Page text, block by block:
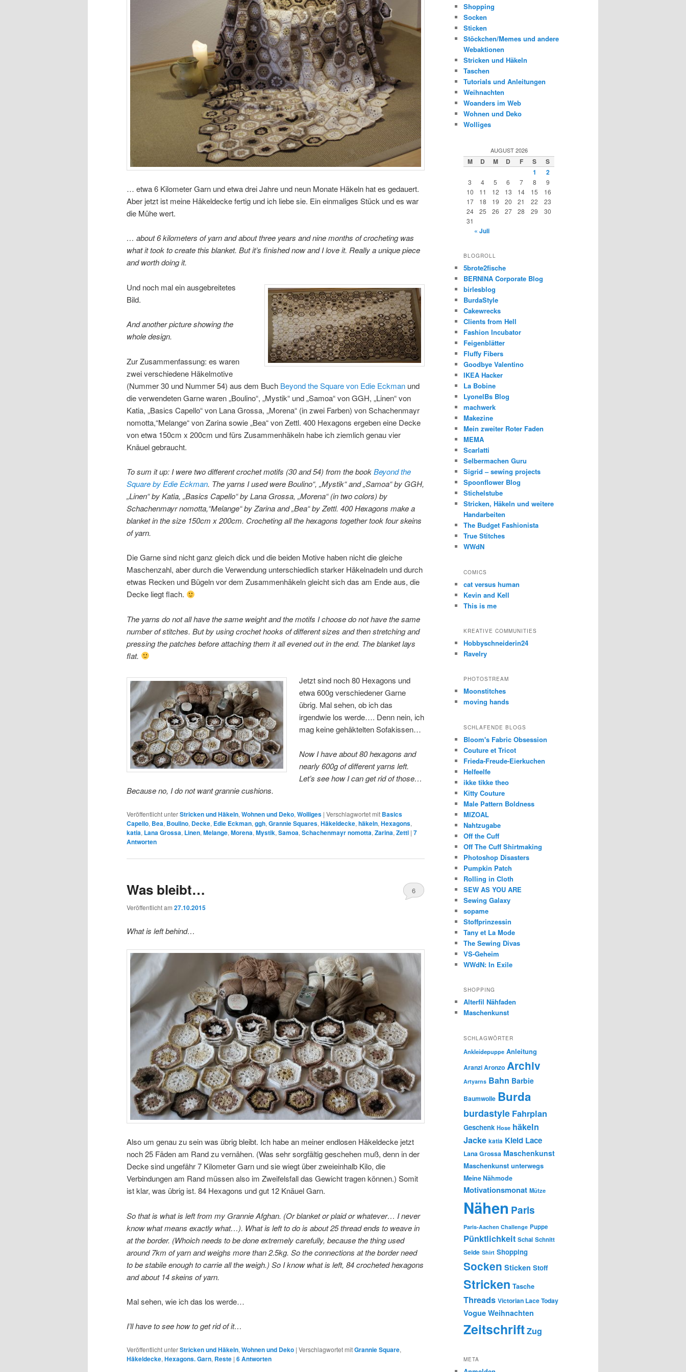
… etwa 6 Kilometer Garn und etwa drei Jahre und neun Monate Häkeln hat es gedauert.
Aber jetzt ist meine Häkeldecke fertig und ich liebe sie. Ein einmaliges Stück und es war
die Mühe wert.
… about 6 kilometers of yarn and about three years and nine months of crocheting was
what it took to create this blanket. But it’s finished now and I love it. Really a unique piece
and worth doing it.
Und noch mal ein ausgebreitetes
Bild.
And another picture showing the
whole design.
Zur Zusammenfassung: es waren
zwei verschiedene Häkelmotive
(Nummer 30 und Nummer 54) aus dem Buch Beyond the Square von Edie Eckman und
die verwendeten Garne waren „Boulino“, „Mystik“ und „Samoa“ von GGH, „Linen“ von
Katia, „Basics Capello“ von Lana Grossa, „Morena“ (in zwei Farben) von Schachenmayr
nomotta,“Melange“ von Zarina sowie „Bea“ von Zettl. 400 Hexagons ergeben eine Decke
von etwa 150cm x 200cm und fürs Zusammenhäkeln habe ich ziemlich genau vier
Knäuel gebraucht.
To sum it up: I were two different crochet motifs (30 and 54) from the bookBeyond the
Square by Edie Eckman. The yarns I used were Boulino“, „Mystik“ and „Samoa“ by GGH,
„Linen“ by Katia, „Basics Capello“ by Lana Grossa, „Morena“ (in two colors) by
Schachenmayr nomotta,“Melange“ by Zarina and „Bea“ by Zettl. 400 Hexagons make a
blanket in the size 150cm x 200cm. Crocheting all the hexagons together took four skeins
of yarn.
Die Garne sind nicht ganz gleich dick und die beiden Motive haben nicht die gleiche
Maschenzahl, aber durch die Verwendung unterschiedlich starker Häkelnadeln und durch
etwas Recken und Bügeln vor dem Zusammenhäkeln gleicht sich das am Ende aus, die
Decke liegt flach.
The yarns do not all have the same weight and the motifs I choose do not have the same
number of stitches. But by using crochet hooks of different sizes and then stretching and
pressing the patches before attaching them it all evened out in the end. The blanket lays
flat.
Jetzt sind noch 80 Hexagons und
etwa 600g verschiedener Garne
übrig. Mal sehen, ob ich das
irgendwie los werde…. Denn nein, ich
mag keine gehäktelten Sofakissen…
Now I have about 80 hexagons and
nearly 600g of different yarns left.
Let’s see how I can get rid of those…
Because no, I do not want grannie cushions.
Veröffentlicht unterStricken und Häkeln, Wohnen und Deko, Wolliges | Verschlagwortet mit Basics
Capello, Bea, Boulino, Decke, Edie Eckman, ggh, Grannie Squares, Häkeldecke, häkeln, Hexagons,
katia, Lana Grossa, Linen, Melange, Morena, Mystik, Samoa, Schachenmayr nomotta, Zarina, Zettl | 7
Antworten
Was bleibt…
Veröffentlicht am 27.10.2015
6
What is left behind…
Also um genau zu sein was übrig bleibt. Ich habe an meiner endlosen Häkeldecke jetzt
noch 25 Fäden am Rand zu vernähen. (Was sehr sorgfältig geschehen muß, denn in der
Decke sind ungefähr 7 Kilometer Garn und sie wiegt über zweieinhalb Kilo, die
Verbindungen am Rand müssen also im Zweifelsfall das Gewicht tragen können.) Somit
ist klar, was übrig ist. 84 Hexagons und gut 12 Knäuel Garn.
So that is what is left from my Grannie Afghan. (Or blanket or plaid or whatever… I never
know what means exactly what…). What is left to do is about 25 thread ends to weave in
at the border. (Whoich needs to be done extremely carefully, because the thing used
around 7km of yarn and weighs more than 2.5kg. So the connections at the border need
to be stabile enough to carrie all the weigh.) So I know what is left, 84 crocheted hexagons
and about 14 skeins of yarn.
Mal sehen, wie ich das los werde…
I’ll have to see how to get rid of it…
Veröffentlicht unterStricken und Häkeln, Wohnen und Deko | Verschlagwortet mitGrannie Square,
Häkeldecke, Hexagons. Garn, Reste | 6Antworten
Shopping
Socken
Sticken
Stöckchen/Memes und andere
Webaktionen
Stricken und Häkeln
Taschen
Tutorials und Anleitungen
Weihnachten
Woanders im Web
Wohnen und Deko
Wolliges
AUGUST 2026
M D M D F S
S
1
2
3 4 5 6 7 8
9
10
11 12 13 14 15
16
17
18 19 20 21 22
23
24
25 26 27 28 29
30
31
« Juli
BLOGROLL
5brote2fische
BERNINA Corporate Blog
birlesblog
BurdaStyle
Cakewrecks
Clients from Hell
Fashion Incubator
Feigenblätter
Fluffy Fibers
Goodbye Valentino
IKEA Hacker
La Bobine
LyonelBs Blog
machwerk
Makezine
Mein zweiter Roter Faden
MEMA
Scarlatti
Selbermachen Guru
Sigrid – sewing projects
Spoonflower Blog
Stichelstube
Stricken, Häkeln und weitere
Handarbeiten
The Budget Fashionista
True Stitches
WWdN
COMICS
cat versus human
Kevin and Kell
This is me
KREATIVE COMMUNITIES
Hobbyschneiderin24
Ravelry
PHOTOSTREAM
Moonstitches
moving hands
SCHLAFENDE BLOGS
Bloom's Fabric Obsession
Couture et Tricot
Frieda-Freude-Eierkuchen
Helfeelfe
ikke tikke theo
Kitty Couture
Male Pattern Boldness
MIZOAL
Nahtzugabe
Off the Cuff
Off The Cuff Shirtmaking
Photoshop Disasters
Pumpkin Patch
Rolling in Cloth
SEW AS YOU ARE
Sewing Galaxy
sopame
Stoffprinzessin
Tany et La Mode
The Sewing Divas
VS-Geheim
WWdN: In Exile
SHOPPING
Alterfil Nähfaden
Maschenkunst
SCHLAGWÖRTER
Ankleidepuppe Anleitung
Aranzi Aronzo Archiv
Artyarns Bahn Barbie
Baumwolle Burda
burdastyle Fahrplan
Geschenk Hose häkeln
Jacke katia Kleid Lace
Lana Grossa Maschenkunst
Maschenkunst unterwegs
Meine Nähmode
Motivationsmonat Mütze
Nähen Paris
Paris-Aachen Challenge Puppe
Pünktlichkeit Schal Schnitt
Seide Shirt Shopping
Socken Sticken Stoff
Stricken Tasche
Threads Victorian Lace Today
Vogue Weihnachten
ZeitschriftZug
META